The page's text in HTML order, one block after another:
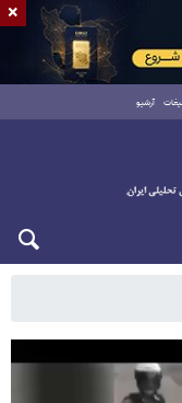
آرشیو
×